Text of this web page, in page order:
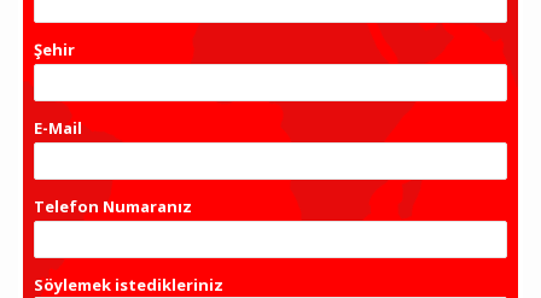
Şehir
E-Mail*
Telefon Numaranız
Söylemek istedikleriniz